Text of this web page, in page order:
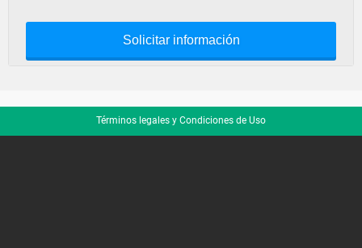
Solicitar información
Términos legales y Condiciones de Uso